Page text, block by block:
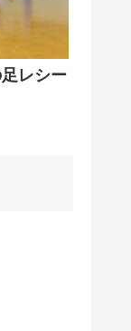
レシー